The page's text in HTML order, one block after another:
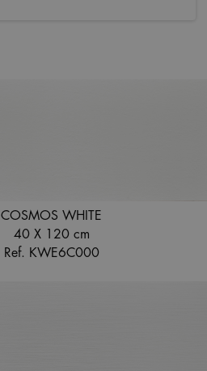
COSMOS WHITE
40 X 120 cm
Ref. KWE6C000